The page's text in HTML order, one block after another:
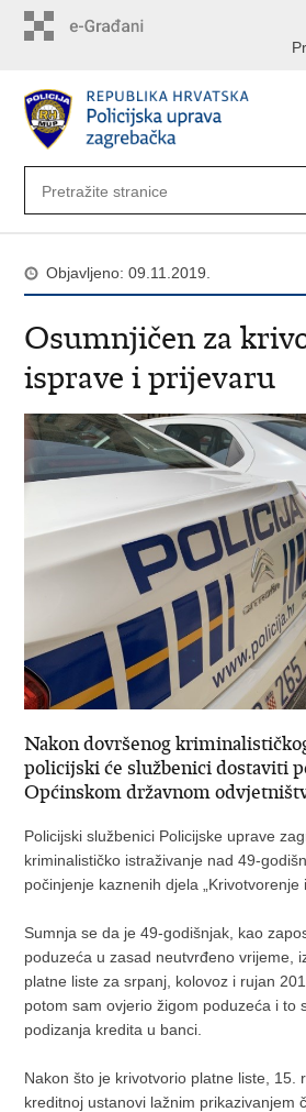
Objavljeno: 09.11.2019.
Osumnjičen za
isprave i prijevaru
Nakon dovršenog
policijski će službenici dostaviti
Općinskom državnom
Policijski službenici Policijske uprave
kriminalističko istraživanje nad 49-
počinjenje kaznenih djela „Krivotvorenje
Sumnja se da je 49-godišnjak, kao
poduzeća u zasad neutvrđeno vrijeme,
platne liste za srpanj, kolovoz i rujan
potom sam ovjerio žigom poduzeća i to
podizanja kredita u banci.
Nakon što je krivotvorio platne liste, 15.
kreditnoj ustanovi lažnim prikazivanjem